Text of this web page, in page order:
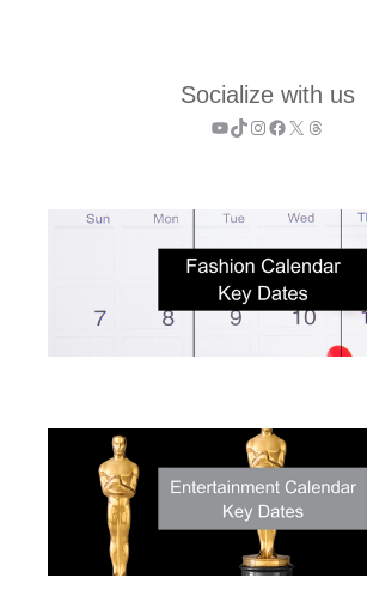
Socialize with us
YouTube
TikTok
Instagram
Facebook
X Threads